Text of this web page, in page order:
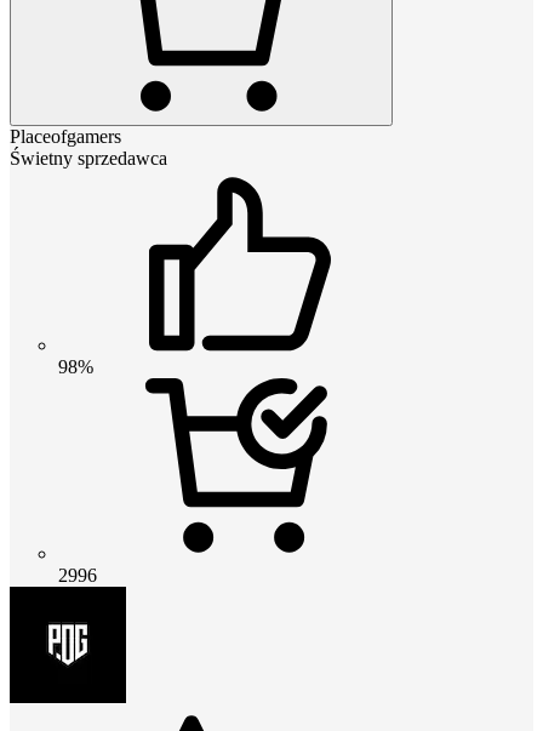
Placeofgamers
Świetny sprzedawca
98%
2996